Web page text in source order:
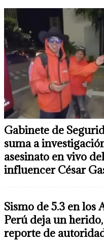
Gabinete de
suma a
asesinato en vivo del
influencer César
Sismo de 5.3 en los
Perú deja un
reporte de